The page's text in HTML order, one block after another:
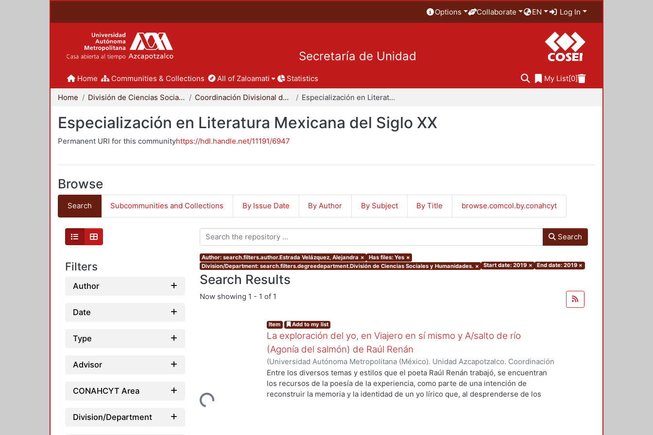
Options Collaborate EN Log In
Secretaría de Unidad
Home Communities & Collections All of Zaloamati Statistics My List[0]
Home División de Ciencias Sociales y Humanidades Coordinación Divisional de Posgrado Especialización en Literatura Mexicana del Siglo XX
Especialización en Literatura Mexicana del Siglo XX
Permanent URI for this communityhttps://hdl.handle.net/11191/6947
Browse
Search Subcommunities and Collections By Issue Date By Author By Subject By Title browse.comcol.by.conahcyt
Filters
Author
Date
Type
Advisor
CONAHCYT Area
Division/Department
Search
Author: search.filters.author.Estrada Velázquez, Alejandra × Has files: Yes ×
Division/Department: search.filters.degreedepartment.División de Ciencias Sociales y Humanidades. × Start date: 2019 × End date: 2019 ×
Search Results
Now showing 1 - 1 of 1
Loading...
Item Add to my list
La exploración del yo, en Viajero en sí mismo y A/salto de río
(Agonía del salmón) de Raúl Renán
(Universidad Autónoma Metropolitana (México). Unidad Azcapotzalco. Coordinación
de Servicios de Información.,2019)Estrada Velázquez, Alejandra
Entre los diversos temas y estilos que el poeta Raúl Renán trabajó, se encuentran
los recursos de la poesía de la experiencia, como parte de una intención de
reconstruir la memoria y la identidad de un yo lírico que, al desprenderse de los